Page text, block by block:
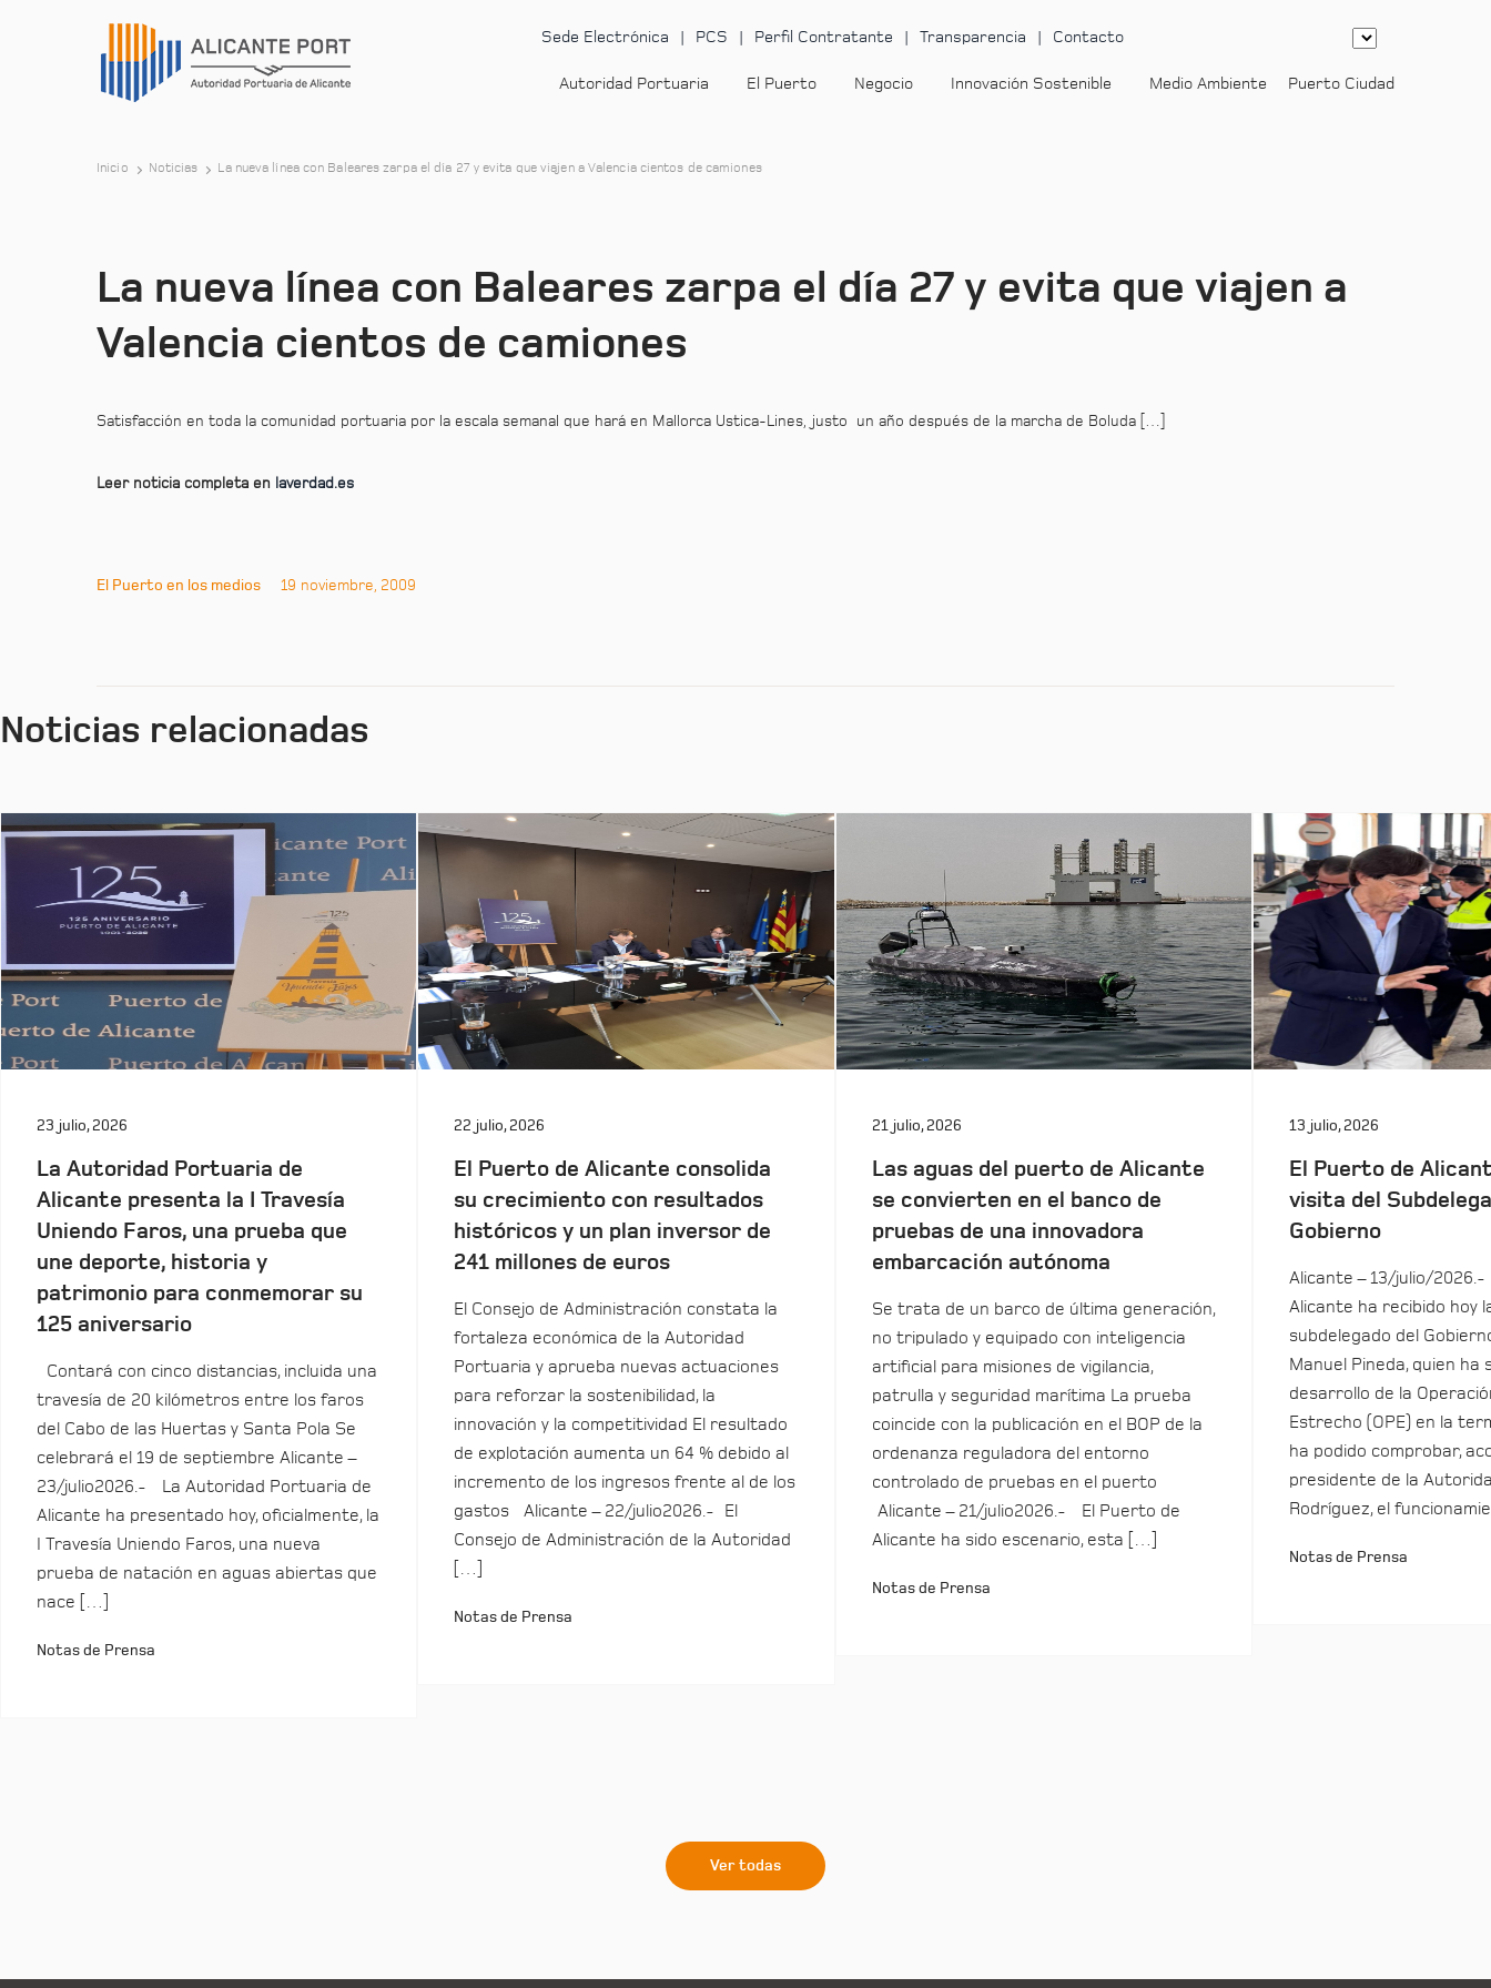
Sede Electrónica PCS Perfil Contratante Transparencia Contacto
Autoridad Portuaria El Puerto Negocio Innovación Sostenible Medio Ambiente Puerto Ciudad
Inicio Noticias La nueva línea con Baleares zarpa el día 27 y evita que viajen a Valencia cientos de camiones
La nueva línea con Baleares zarpa el día 27 y evita que viajen a
Valencia cientos de camiones
Satisfacción en toda la comunidad portuaria por la escala semanal que hará en Mallorca Ustica-Lines, justo un año después de la marcha de Boluda […]
Leer noticia completa en laverdad.es
El Puerto en los medios 19 noviembre, 2009
Noticias relacionadas
23 julio, 2026
La Autoridad Portuaria de
Alicante presenta la I Travesía
Uniendo Faros, una prueba que
une deporte, historia y
patrimonio para conmemorar su
125 aniversario
Contará con cinco distancias, incluida una
travesía de 20 kilómetros entre los faros
del Cabo de las Huertas y Santa Pola Se
celebrará el 19 de septiembre Alicante –
23/julio2026.- La Autoridad Portuaria de
Alicante ha presentado hoy, oficialmente, la
I Travesía Uniendo Faros, una nueva
prueba de natación en aguas abiertas que
nace […]
Notas de Prensa
22 julio, 2026
El Puerto de Alicante consolida
su crecimiento con resultados
históricos y un plan inversor de
241 millones de euros
El Consejo de Administración constata la
fortaleza económica de la Autoridad
Portuaria y aprueba nuevas actuaciones
para reforzar la sostenibilidad, la
innovación y la competitividad El resultado
de explotación aumenta un 64 % debido al
incremento de los ingresos frente al de los
gastos Alicante – 22/julio2026.- El
Consejo de Administración de la Autoridad
Notas de Prensa
21 julio, 2026
Las aguas del puerto de Alicante
se convierten en el banco de
pruebas de una innovadora
embarcación autónoma
Se trata de un barco de última generación,
no tripulado y equipado con inteligencia
artificial para misiones de vigilancia,
patrulla y seguridad marítima La prueba
coincide con la publicación en el BOP de la
ordenanza reguladora del entorno
controlado de pruebas en el puerto
Alicante – 21/julio2026.- El Puerto de
Alicante ha sido escenario, esta […]
Notas de Prensa
13 julio, 2026
El Puerto de
visita del
Gobierno
Alicante – 13/julio/
Alicante ha recibido hoy
subdelegado del
Manuel Pineda, quien ha
desarrollo de la
Estrecho (OPE) en la
ha podido comprobar,
presidente de la
Rodríguez, el
Notas de Prensa
Ver todas